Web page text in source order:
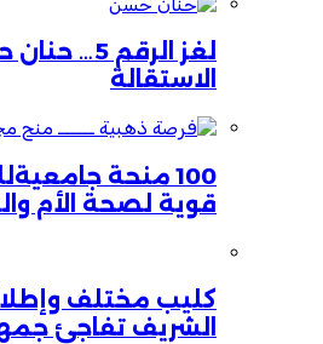
لغز الرقم
الاستقالة
100 منحة
قوية لصحة الأم
كليب مختلف
الشريف تفاجئ